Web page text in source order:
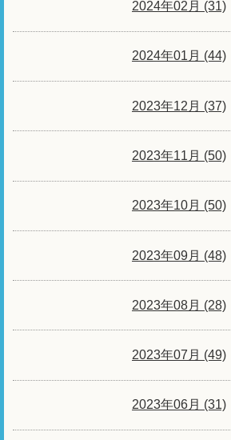
2024年02月 (31)
2024年01月 (44)
2023年12月 (37)
2023年11月 (50)
2023年10月 (50)
2023年09月 (48)
2023年08月 (28)
2023年07月 (49)
2023年06月 (31)